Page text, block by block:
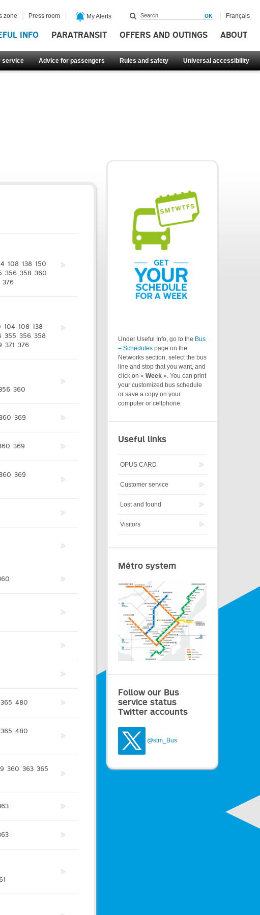
INFO PARATRANSIT OFFERS AND OUTINGS ABOUT
service Advice for passengers Rules and safety Universal accessibility
zone Press room My Alerts Français
108 138 150
356 358 360
376
104 108 138
355 356 358
371 376
360
369
369
369
365 480
365 480
360 363 365
Under Useful Info, go to the Bus
– Schedules page on the
Networks section, select the bus
line and stop that you want, and
click on « Week ». You can print
your customized bus schedule
or save a copy on your
computer or cellphone.
Useful links
OPUS CARD
Customer service
Lost and found
Visitors
Métro system
Follow our Bus
service status
Twitter accounts
@stm_Bus